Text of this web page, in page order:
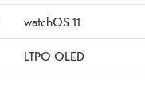
watchOS 11
LTPO OLED